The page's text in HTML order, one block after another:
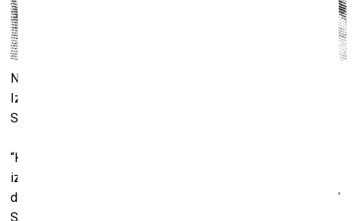
No 13. oktobra līdz 17. novembrim Valmieras muzeja
Izstāžu namā būs skatāma Karīnas Vītiņas un Mārtiņa
Skujas izstāde “Mākslinieka vārds paliks vēsturē”.
“Kad Staņislavs Roze saprata, ka ar klasisku mākslas
izstādes pieminēšanu avīzes lappusēs ir par maz, viņš
drosmīgi pasludināja: “Lāzeri, mašīnas un AI, esmu gatavs!”
Svinot 200 gadu jubileju, Staņislavs Roze turpina radīt